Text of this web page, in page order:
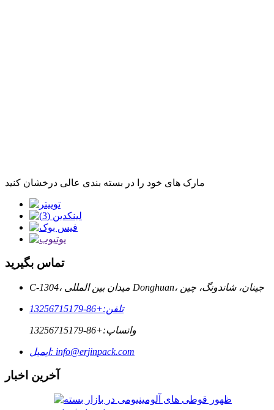
مارک های خود را در بسته بندی عالی درخشان کنید
تماس بگیرید
C-1304، میدان بین المللی Donghuan، جینان، شاندونگ، چین
تلفن:+86-13256715179
واتساپ:+86-13256715179
ایمیل: info@erjinpack.com
آخرین اخبار